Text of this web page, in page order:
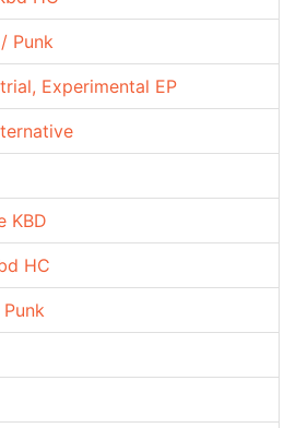
Punk
Experimental EP
KBD
HC